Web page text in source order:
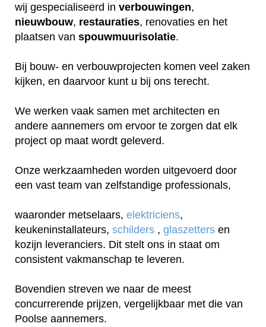
wij gespecialiseerd in verbouwingen,
nieuwbouw, restauraties, renovaties en het
plaatsen van spouwmuurisolatie.
Bij bouw- en verbouwprojecten komen veel zaken
kijken, en daarvoor kunt u bij ons terecht.
We werken vaak samen met architecten en
andere aannemers om ervoor te zorgen dat elk
project op maat wordt geleverd.
Onze werkzaamheden worden uitgevoerd door
een vast team van zelfstandige professionals,
waaronder metselaars, elektriciens,
keukeninstallateurs, schilders , glaszetters en
kozijn leveranciers. Dit stelt ons in staat om
consistent vakmanschap te leveren.
Bovendien streven we naar de meest
concurrerende prijzen, vergelijkbaar met die van
Poolse aannemers.